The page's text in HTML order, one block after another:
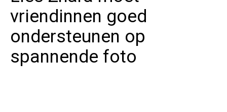
vriendinnen goed
ondersteunen op
spannende foto